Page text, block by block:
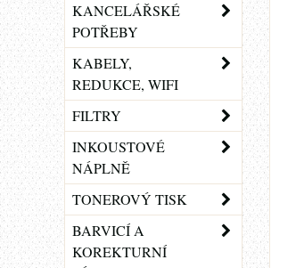
KANCELÁŘSKÉ
POTŘEBY
KABELY,
REDUKCE, WIFI
FILTRY
INKOUSTOVÉ
NÁPLNĚ
TONEROVÝ TISK
BARVICÍ A
KOREKTURNÍ